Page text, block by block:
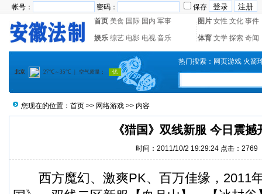
帐号： 密码：
保存
首页 美食 国际 国内 军事 图片 女性 文化 事件
娱乐 综艺 电影 电视 音乐 体育 文学 探索 奇闻
热门搜索： 网页游戏 火箭
您现在的位置： 首页 >> 网络游戏 >> 内容
《猎国》双线新服 今日震撼
时间：2011/10/2 19:29:24 点击：2769
西方魔幻、激爽PK、百万佳缘，2011